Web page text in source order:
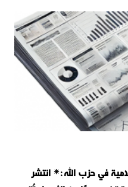
في حزب الله:* انتشر